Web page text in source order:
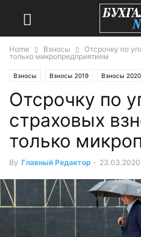
Home Взносы
Отсрочку по
только микропредприятиям
Взносы Взносы 2019 Взносы 2020
Отсрочку по
страховых
только
By Главный Редактор - 23.03.2020